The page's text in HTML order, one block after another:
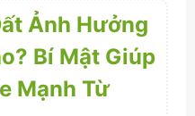
Ảnh Hưởng
Bí Mật Giúp
Mạnh Từ